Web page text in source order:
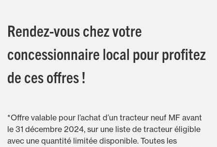
Rendez-vous chez votre
concessionnaire local pour profitez
de ces offres !
*Offre valable pour l’achat d’un tracteur neuf MF avant
le 31 décembre 2024, sur une liste de tracteur éligible
avec une quantité limitée disponible. Toutes les